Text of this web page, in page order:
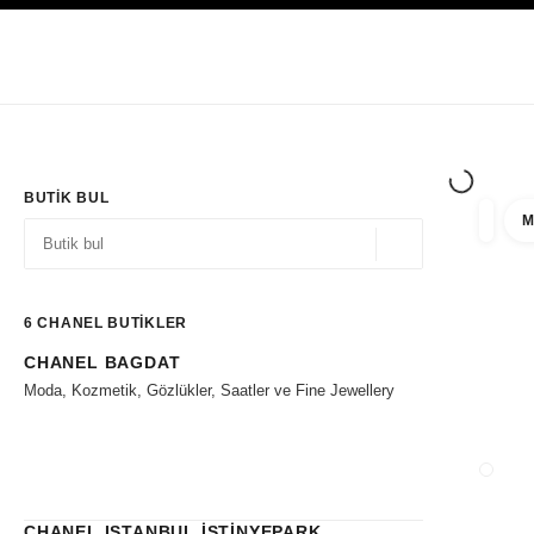
BUTIK BUL
6 CHANEL BUTİKLER
Filtrelere git
CHANEL BAGDAT
Moda, Kozmetik, Gözlükler, Saatler ve Fine Jewellery
filtre